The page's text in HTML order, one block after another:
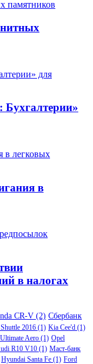
Бухгалтерии»
в
в налогах
CR-V (2) Сбербанк
2016 (1) Kia Cee'd (1)
Aero (1) Opel
R10 V10 (1) Маст-банк
Hyundai Santa Fe (1) Ford